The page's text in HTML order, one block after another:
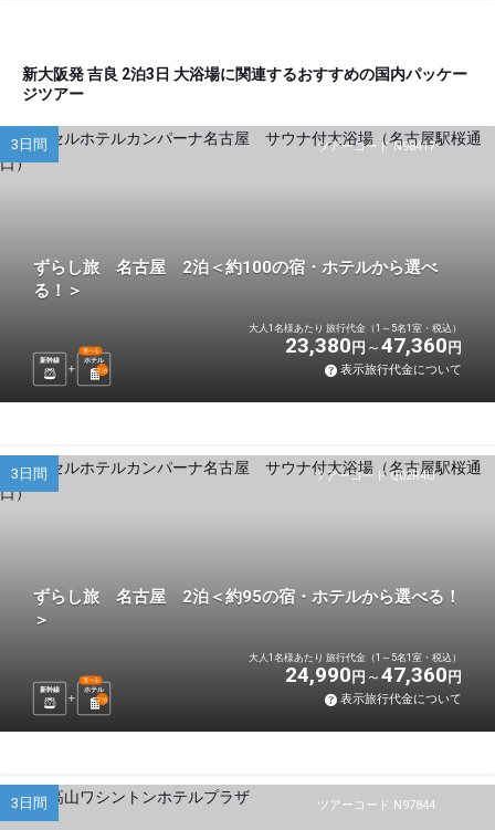
新大阪発 吉良 2泊3日 大浴場に関連するおすすめの国内パッケー
ジツアー
ツアーコード N98417
3日間
ずらし旅 名古屋 2泊＜約100の宿・ホテルから選べ
る！＞
新幹線 ホテル
選べる
2泊
大人1名様あたり 旅行代金（1～5名1室・税込）
23,380 円 47,360 円
表示旅行代金について
ツアーコード Q02R4U
3日間
ずらし旅 名古屋 2泊＜約95の宿・ホテルから選べる！
＞
新幹線 ホテル
選べる
2泊
大人1名様あたり 旅行代金（1～5名1室・税込）
24,990 円 47,360 円
表示旅行代金について
ツアーコード N97844
3日間